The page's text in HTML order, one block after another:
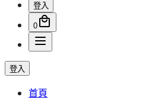
登入
0
登入
首頁